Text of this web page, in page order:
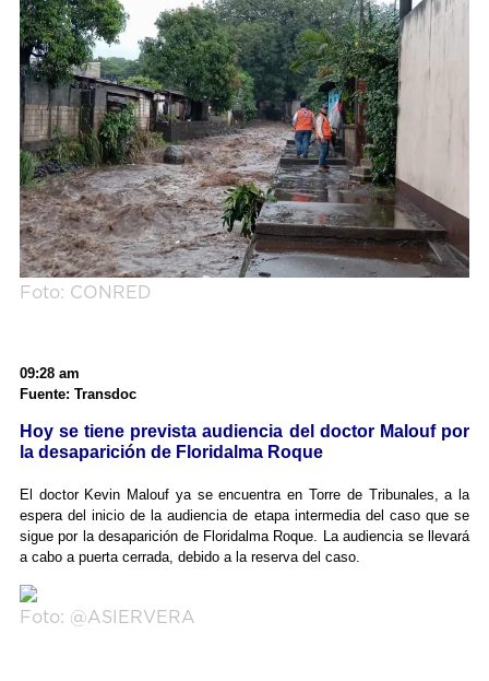
Foto: CONRED
09:28 am
Fuente: Transdoc
Hoy se tiene prevista audiencia del doctor Malouf por
la desaparición de Floridalma Roque
El doctor Kevin Malouf ya se encuentra en Torre de Tribunales, a la
espera del inicio de la audiencia de etapa intermedia del caso que se
sigue por la desaparición de Floridalma Roque. La audiencia se llevará
a cabo a puerta cerrada, debido a la reserva del caso.
Foto: @ASIERVERA